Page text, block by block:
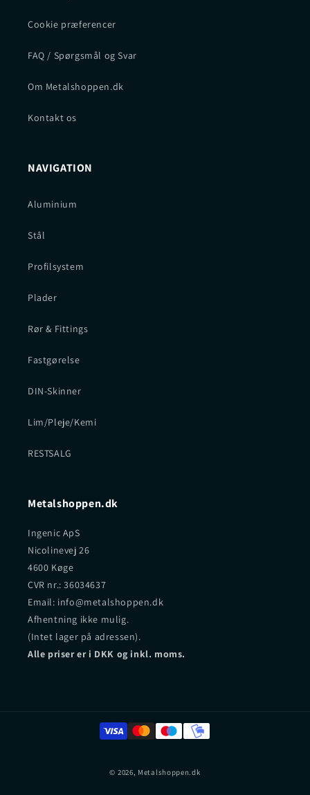
Cookie præferencer
FAQ / Spørgsmål og Svar
Om Metalshoppen.dk
Kontakt os
NAVIGATION
Aluminium
Stål
Profilsystem
Plader
Rør & Fittings
Fastgørelse
DIN-Skinner
Lim/Pleje/Kemi
RESTSALG
Metalshoppen.dk
Ingenic ApS
Nicolinevej 26
4600 Køge
CVR nr.: 36034637
Email: info@metalshoppen.dk
Afhentning ikke mulig.
(Intet lager på adressen).
Alle priser er i DKK og inkl. moms.
© 2026, Metalshoppen.dk